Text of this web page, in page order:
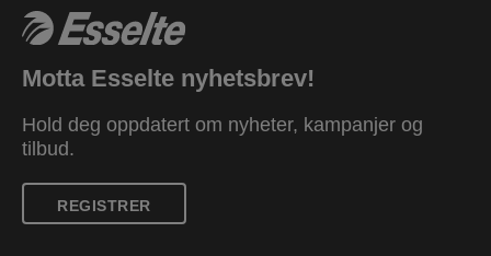
Motta Esselte nyhetsbrev!
Hold deg oppdatert om nyheter, kampanjer og
tilbud.
REGISTRER